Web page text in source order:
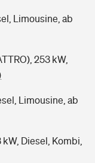
Limousine, ab
253 kW,
Limousine, ab
Diesel, Kombi,